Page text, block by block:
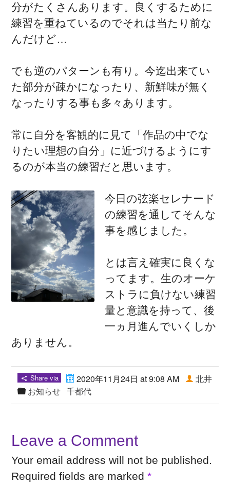
分がたくさんあります。良くするために
練習を重ねているのでそれは当たり前な
んだけど…
でも逆のパターンも有り。今迄出来てい
た部分が疎かになったり、新鮮味が無く
なったりする事も多々あります。
常に自分を客観的に見て「作品の中でな
りたい理想の自分」に近づけるようにす
るのが本当の練習だと思います。
今日の弦楽セレナード
の練習を通してそんな
事を感じました。
とは言え確実に良くな
ってます。生のオーケ
ストラに負けない練習
量と意識を持って、後
一ヵ月進んでいくしか
ありません。
Share via
2020年11月24日 at 9:08 AM
お知らせ
北井
千都代
Leave a Comment
Your email address will not be published.
Required fields are marked*